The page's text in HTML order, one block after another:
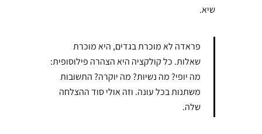
שיא.
פראדה לא מוכרת בגדים, היא מוכרת
שאלות. כל קולקציה היא הצהרה פילוסופית:
מה יופי? מה נשיות? מה יוקרה? התשובות
משתנות בכל עונה. וזה אולי סוד ההצלחה
שלה.